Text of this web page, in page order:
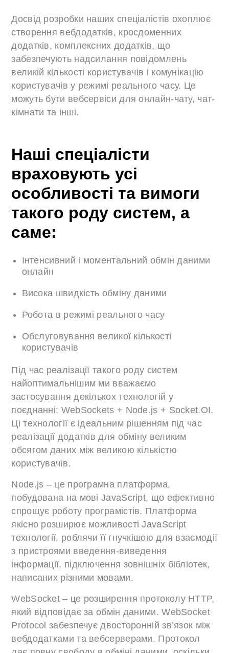
Досвід розробки наших спеціалістів охоплює
створення вебдодатків, кросдоменних
додатків, комплексних додатків, що
забезпечують надсилання повідомлень
великій кількості користувачів і комунікацію
користувачів у режимі реального часу. Це
можуть бути вебсервіси для онлайн-чату, чат-
кімнати та інші.
Наші спеціалісти
враховують усі
особливості та вимоги
такого роду систем, а
саме:
Інтенсивний і моментальний обмін даними
онлайн
Висока швидкість обміну даними
Робота в режимі реального часу
Обслуговування великої кількості
користувачів
Під час реалізації такого роду систем
найоптимальнішим ми вважаємо
застосування декількох технологій у
поєднанні: WebSockets + Node.js + Socket.OI.
Ці технології є ідеальним рішенням під час
реалізації додатків для обміну великим
обсягом даних між великою кількістю
користувачів.
Node.js – це програмна платформа,
побудована на мові JavaScript, що ефективно
спрощує роботу програмістів. Платформа
якісно розширює можливості JavaScript
технології, роблячи її гнучкішою для взаємодії
з пристроями введення-виведення
інформації, підключення зовнішніх бібліотек,
написаних різними мовами.
WebSocket – це розширення протоколу HTTP,
який відповідає за обмін даними. WebSocket
Protocol забезпечує двосторонній зв’язок між
вебдодатками та вебсерверами. Протокол